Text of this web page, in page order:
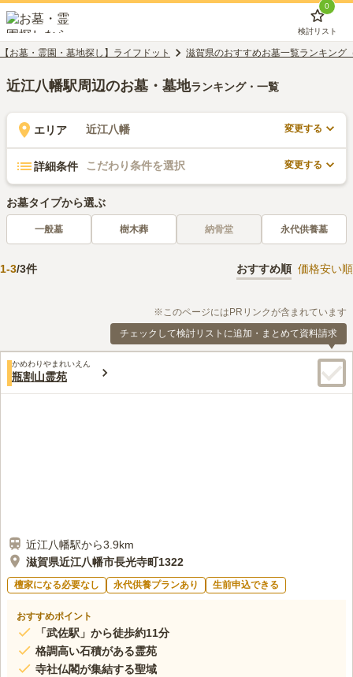
0
検討リスト
【お墓・霊園・墓地探し】ライフドット 滋賀県のおすすめお墓一覧ランキング
近江八幡駅周辺のお墓・墓地ランキング・一覧
エリア 近江八幡 変更する
詳細条件 こだわり条件を選択 変更する
お墓タイプから選ぶ
一般墓 樹木葬 納骨堂 永代供養墓
1-3/3件 おすすめ順 価格安い順
※このページにはPRリンクが含まれています
チェックして検討リストに追加・まとめて資料請求
かめわりやまれいえん
瓶割山霊苑
近江八幡駅から3.9km
滋賀県近江八幡市長光寺町1322
檀家になる必要なし 永代供養プランあり 生前申込できる
おすすめポイント
「武佐駅」から徒歩約11分
格調高い石積がある霊苑
寺社仏閣が集結する聖域